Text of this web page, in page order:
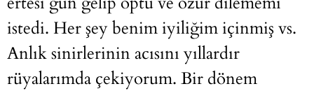
istedi. Her şey benim iyiliğim içinmiş vs.
Anlık sinirlerinin acısını yıllardır
rüyalarımda çekiyorum. Bir dönem